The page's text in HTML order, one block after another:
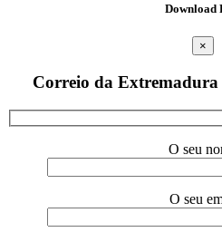
Download
×
Correio da Extremadura
O seu
O seu